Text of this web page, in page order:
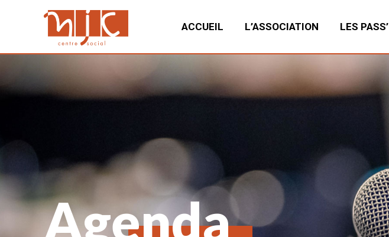
ACCUEIL L’ASSOCIATION LES PASS’
Agenda